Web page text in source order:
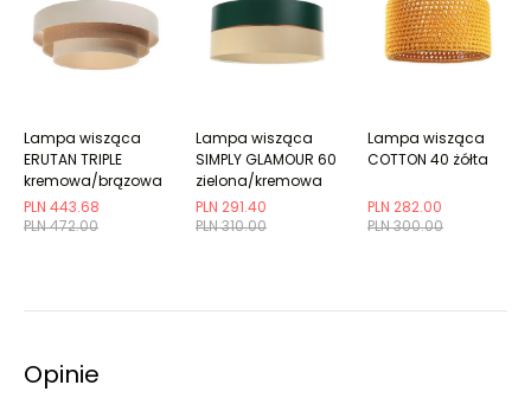
PLN 472.00
PLN 443.68
Lampa wisząca
ERUTAN TRIPLE
kremowa/brązowa
PLN 310.00
PLN 291.40
Lampa wisząca
SIMPLY GLAMOUR 60
zielona/kremowa
PLN 300.00
PLN 282.00
Lampa wisząca
COTTON 40 żółta
Opinie